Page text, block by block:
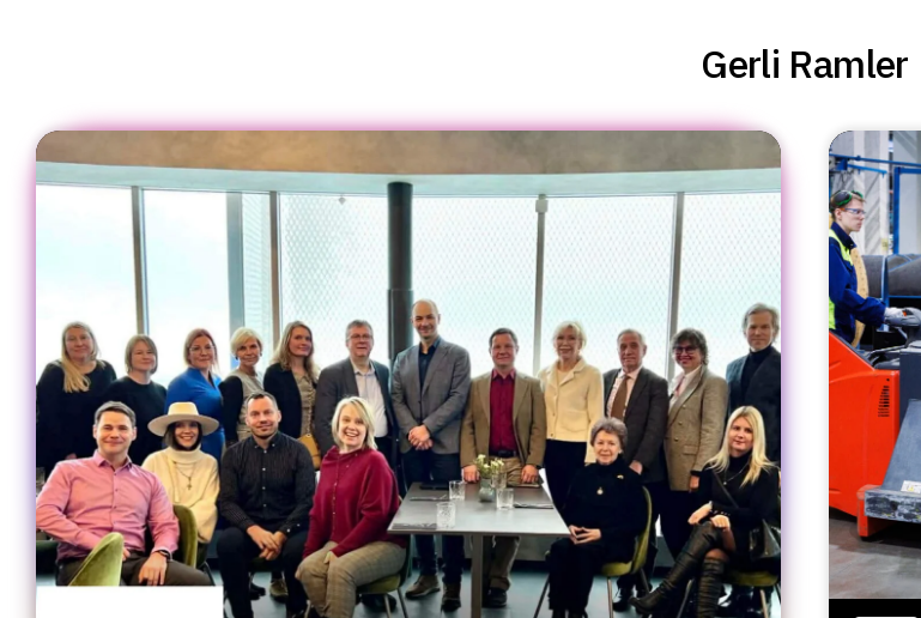
Gerli Ramler